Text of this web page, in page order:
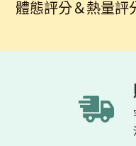
體態評分＆熱量評